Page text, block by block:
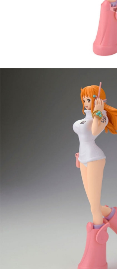
Share